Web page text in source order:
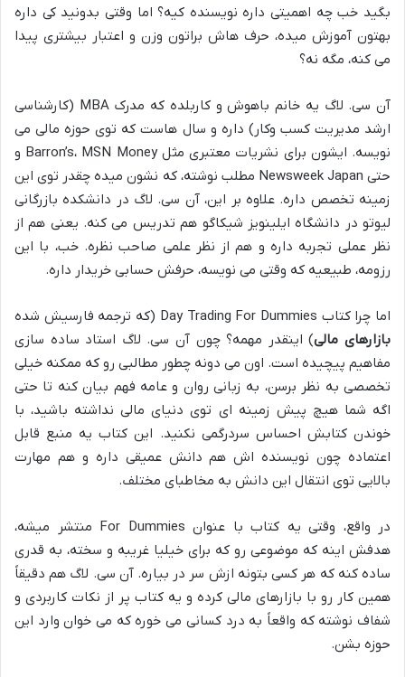
بگید خب چه اهمیتی داره نویسنده کیه؟ اما وقتی بدونید کی داره
بهتون آموزش میده، حرف هاش براتون وزن و اعتبار بیشتری پیدا
می کنه، مگه نه؟
آن سی. لاگ یه خانم باهوش و کاربلده که مدرک MBA (کارشناسی
ارشد مدیریت کسب وکار) داره و سال هاست که توی حوزه مالی می
نویسه. ایشون برای نشریات معتبری مثل Barron’s، MSN Money و
حتی Newsweek Japan مطلب نوشته، که نشون میده چقدر توی این
زمینه تخصص داره. علاوه بر این، آن سی. لاگ در دانشکده بازرگانی
لیوتو در دانشگاه ایلینویز شیکاگو هم تدریس می کنه. یعنی هم از
نظر عملی تجربه داره و هم از نظر علمی صاحب نظره. خب، با این
رزومه، طبیعیه که وقتی می نویسه، حرفش حسابی خریدار داره.
اما چرا کتاب Day Trading For Dummies (که ترجمه فارسیش شده
بازارهای مالی) اینقدر مهمه؟ چون آن سی. لاگ استاد ساده سازی
مفاهیم پیچیده است. اون می دونه چطور مطالبی رو که ممکنه خیلی
تخصصی به نظر برسن، به زبانی روان و عامه فهم بیان کنه تا حتی
اگه شما هیچ پیش زمینه ای توی دنیای مالی نداشته باشید، با
خوندن کتابش احساس سردرگمی نکنید. این کتاب یه منبع قابل
اعتماده چون نویسنده اش هم دانش عمیقی داره و هم مهارت
بالایی توی انتقال این دانش به مخاطبای مختلف.
در واقع، وقتی یه کتاب با عنوان For Dummies منتشر میشه،
هدفش اینه که موضوعی رو که برای خیلیا غریبه و سخته، به قدری
ساده کنه که هر کسی بتونه ازش سر در بیاره. آن سی. لاگ هم دقیقاً
همین کار رو با بازارهای مالی کرده و یه کتاب پر از نکات کاربردی و
شفاف نوشته که واقعاً به درد کسانی می خوره که می خوان وارد این
حوزه بشن.